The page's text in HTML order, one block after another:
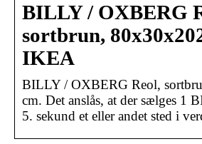
BILLY / OXBERG
sortbrun,
IKEA
BILLY / OXBERG Reol,
cm. Det anslås, at der sælges 1
5. sekund et eller andet sted i